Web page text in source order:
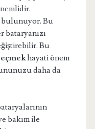
bulunuyor. Bu
bataryanızı
Bu
hayati önem
daha da
bakım ile